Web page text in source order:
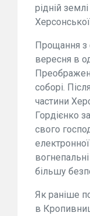
рідній
Херсонської
Прощання з
вересня в
соборі.
частини
Гордієнко
свого
більшу
Як раніше
в